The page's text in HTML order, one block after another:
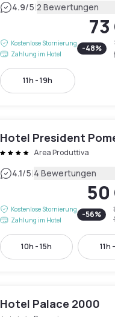
4.9/5|2 Bewertungen
Kostenlose Stornierung
Zahlung im Hotel
73
-48%
11h - 19h
Hotel President
Area Produttiva
4.1/5|4 Bewertungen
Kostenlose Stornierung
Zahlung im Hotel
50
-56%
10h - 15h 11h
Hotel Palace 2000